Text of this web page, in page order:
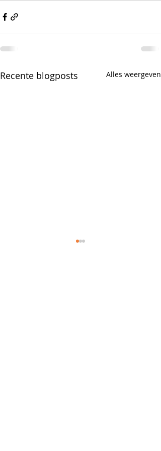
Recente blogposts Alles weergeven